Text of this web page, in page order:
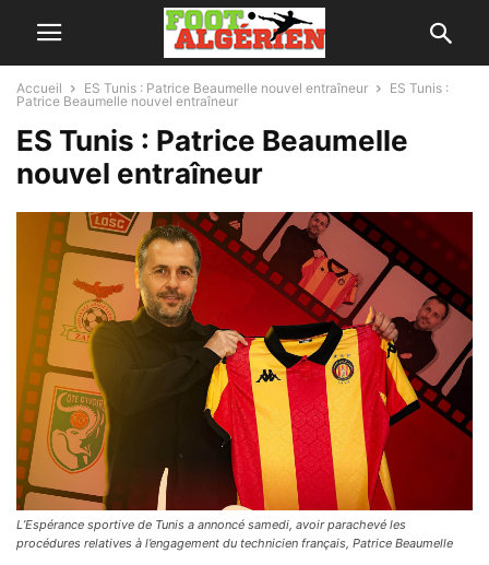
Accueil ES Tunis : Patrice Beaumelle nouvel entraîneur
ES Tunis :
Patrice Beaumelle nouvel entraîneur
ES Tunis : Patrice Beaumelle
nouvel entraîneur
L’Espérance sportive de Tunis a annoncé samedi, avoir parachevé les
procédures relatives à l’engagement du technicien français, Patrice Beaumelle